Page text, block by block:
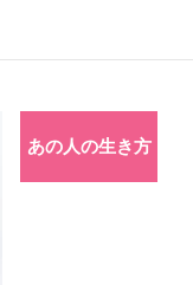
あの人の生き方